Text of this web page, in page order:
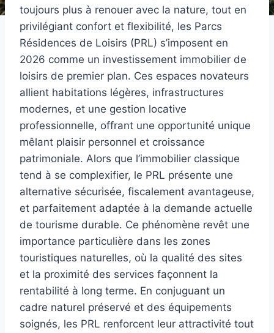
toujours plus à renouer avec la nature, tout en
privilégiant confort et flexibilité, les Parcs
Résidences de Loisirs (PRL) s’imposent en
2026 comme un investissement immobilier de
loisirs de premier plan. Ces espaces novateurs
allient habitations légères, infrastructures
modernes, et une gestion locative
professionnelle, offrant une opportunité unique
mêlant plaisir personnel et croissance
patrimoniale. Alors que l’immobilier classique
tend à se complexifier, le PRL présente une
alternative sécurisée, fiscalement avantageuse,
et parfaitement adaptée à la demande actuelle
de tourisme durable. Ce phénomène revêt une
importance particulière dans les zones
touristiques naturelles, où la qualité des sites
et la proximité des services façonnent la
rentabilité à long terme. En conjuguant un
cadre naturel préservé et des équipements
soignés, les PRL renforcent leur attractivité tout